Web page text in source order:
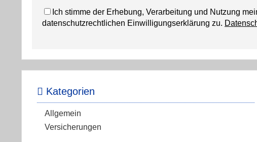
Ich stimme der Erhebung, Verarbeitung und Nutzung
datenschutzrechtlichen Einwilligungserklärung zu.
Kategorien
Allgemein
Versicherungen